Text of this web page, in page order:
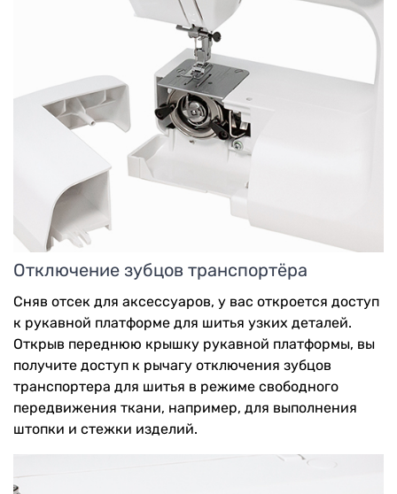
Отключение зубцов транспортёра
Сняв отсек для аксессуаров, у вас откроется доступ
к рукавной платформе для шитья узких деталей.
Открыв переднюю крышку рукавной платформы, вы
получите доступ к рычагу отключения зубцов
транспортера для шитья в режиме свободного
передвижения ткани, например, для выполнения
штопки и стежки изделий.